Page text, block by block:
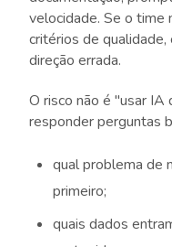
velocidade. Se o time
critérios de
direção errada.
O risco não é "usar IA
responder perguntas
qual problema de
primeiro;
quais dados